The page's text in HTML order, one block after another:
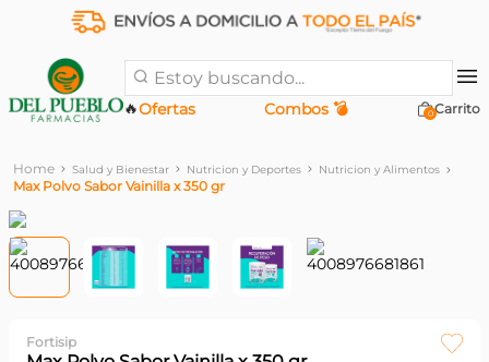
Estoy buscando...
Ofertas
🔥 Combos 💣 0
Salud y Bienestar Nutricion y Deportes Nutricion y Alimentos
Max Polvo Sabor Vainilla x 350 gr
Fortisip